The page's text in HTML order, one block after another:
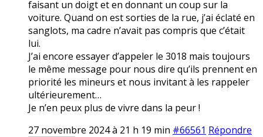
faisant un doigt et en donnant un coup sur la
voiture. Quand on est sorties de la rue, j’ai éclaté en
sanglots, ma cadre n’avait pas compris que c’était
lui.
J’ai encore essayer d’appeler le 3018 mais toujours
le même message pour nous dire qu’ils prennent en
priorité les mineurs et nous invitant à les rappeler
ultérieurement…
Je n’en peux plus de vivre dans la peur !
27 novembre 2024 à 21 h 19 min #66561 Répondre